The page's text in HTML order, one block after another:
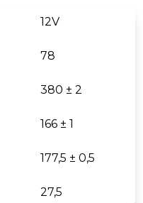
12V
78
380 ± 2
166 ± 1
177,5 ± 0,5
27,5